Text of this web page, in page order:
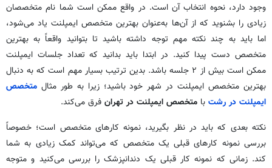
وجود دارد، نحوه انتخاب آن است. در واقع ممکن است شما نام متخصصان
زیادی را بشنوید که از آن‌ها به‌عنوان بهترین متخصص ایمپلنت یاد می‌شود،
اما باید به چند نکته مهم توجه داشته باشید تا بتوانید واقعاً به بهترین
متخصص دست پیدا کنید. در ابتدا باید بدانید که تعداد جلسات ایمپلنت
ممکن است بیش از ۲ جلسه باشد. بدین ترتیب بسیار مهم است که به دنبال
بهترین متخصص ایمپلنت در شهر خود باشید؛ زیرا به طور مثال متخصص
ایمپلنت در رشت با متخصص ایمپلنت در تهران فرق می‌کند.
نکته بعدی که باید در نظر بگیرید، نمونه کارهای متخصص است؛ خصوصاً
بررسی نمونه کارهای قبلی یک متخصص که می‌تواند کمک زیادی به شما
کند. زمانی که نمونه کار قبلی یک دندانپزشک را بررسی می‌کنید و متوجه